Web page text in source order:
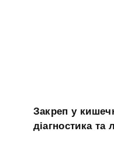
Закреп у
діагностика та